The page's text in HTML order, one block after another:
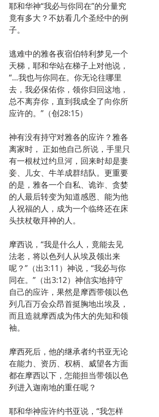
耶和华神“我必与你同在”的分量究
竟有多大？不妨看几个圣经中的例
子。
逃难中的雅各夜宿伯特利梦见一个
天梯，耶和华站在梯子上对他说，
“…我也与你同在。你无论往哪里
去，我必保佑你，领你归回这地，
总不离弃你，直到我成全了向你所
应许的。”（创28:15）
神有没有持守对雅各的应许？雅各
离家时， 正如他自己所说，手里只
有一根杖过约旦河，回来时却是妻
妾、儿女、牛羊成群结队。更重要
的是，雅各一个自私、诡诈、贪婪
的人最后转变为知道感恩、能为他
人祝福的人，成为一个临终还在床
头扶杖敬拜神的人。
摩西说，“我是什么人，竟能去见
法老，将以色列人从埃及领出来
呢？”（出3:11）神说，“我必与你
同在。”（出3:12）神信实地持守
自己的应许，果然是摩西带领以色
列几百万会众昂首挺胸地出埃及，
而且造就摩西成为伟大的先知和领
袖。
摩西死后，他的继承者约书亚无论
在能力、资历、权柄、威望各方面
都在摩西以下，怎能担当带领以色
列进入迦南地的重任呢？
耶和华神应许约书亚说，“我怎样